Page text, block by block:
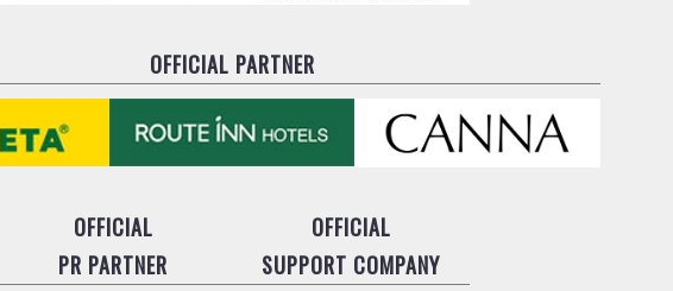
OFFICIAL PARTNER
OFFICIAL
PR PARTNER
OFFICIAL
SUPPORT COMPANY